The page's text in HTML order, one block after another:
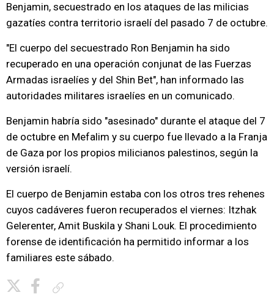
Benjamin, secuestrado en los ataques de las milicias
gazatíes contra territorio israelí del pasado 7 de octubre.
"El cuerpo del secuestrado Ron Benjamin ha sido
recuperado en una operación conjunat de las Fuerzas
Armadas israelíes y del Shin Bet", han informado las
autoridades militares israelíes en un comunicado.
Benjamin habría sido "asesinado" durante el ataque del 7
de octubre en Mefalim y su cuerpo fue llevado a la Franja
de Gaza por los propios milicianos palestinos, según la
versión israelí.
El cuerpo de Benjamin estaba con los otros tres rehenes
cuyos cadáveres fueron recuperados el viernes: Itzhak
Gelerenter, Amit Buskila y Shani Louk. El procedimiento
forense de identificación ha permitido informar a los
familiares este sábado.